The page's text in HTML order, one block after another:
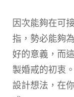
因次能夠在可
指，勢必能夠
好的意義，而
製婚戒的初衷
設計想法，在